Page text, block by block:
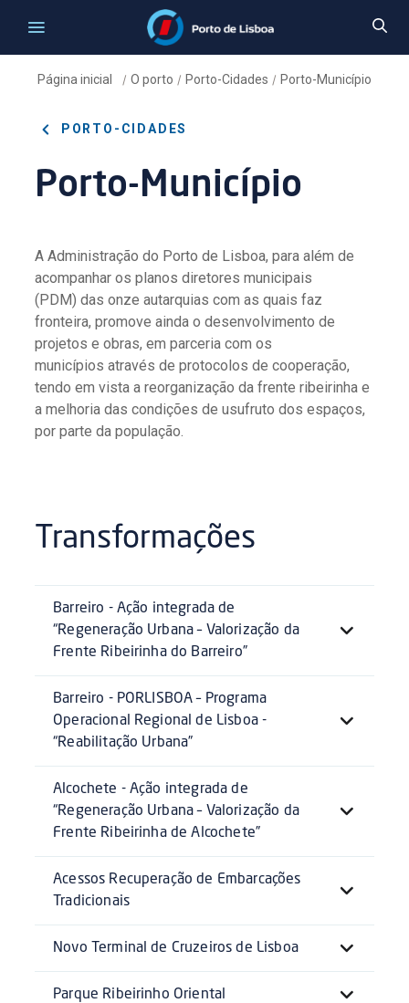
Página inicial / O porto / Porto-Cidades / Porto-Município
PORTO-CIDADES
Porto-Município
A Administração do Porto de Lisboa, para além de
acompanhar os planos diretores municipais
(PDM) das onze autarquias com as quais faz
fronteira, promove ainda o desenvolvimento de
projetos e obras, em parceria com os
municípios através de protocolos de cooperação,
tendo em vista a reorganização da frente ribeirinha e
a melhoria das condições de usufruto dos espaços,
por parte da população.
Transformações
Barreiro - Ação integrada de
“Regeneração Urbana – Valorização da
Frente Ribeirinha do Barreiro”
Barreiro - PORLISBOA – Programa
Operacional Regional de Lisboa -
“Reabilitação Urbana”
Alcochete - Ação integrada de
“Regeneração Urbana – Valorização da
Frente Ribeirinha de Alcochete”
Acessos Recuperação de Embarcações
Tradicionais
Novo Terminal de Cruzeiros de Lisboa
Parque Ribeirinho Oriental